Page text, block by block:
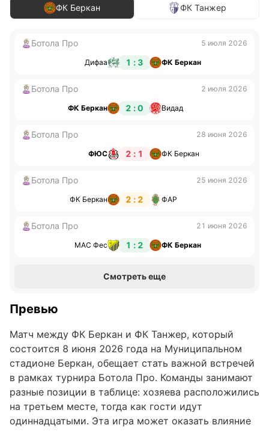
ФК Беркан ФК Танжер
Ботола Про 5 июля 2026
Дифаа 1 : 3 ФК Беркан
Ботола Про 2 июля 2026
ФК Беркан 2 : 0 Видад
Ботола Про 28 июня 2026
ФЮС 2 : 1 ФК Беркан
Ботола Про 25 июня 2026
ФК Беркан 2 : 2 ФАР
Ботола Про 21 июня 2026
МАС Фес 1 : 2 ФК Беркан
Смотреть еще
Превью
Матч между ФК Беркан и ФК Танжер, который
состоится 8 июня 2026 года на Муниципальном
стадионе Беркан, обещает стать важной встречей
в рамках турнира Ботола Про. Команды занимают
разные позиции в таблице: хозяева расположились
на третьем месте, тогда как гости идут
одиннадцатыми. Эта игра может оказать влияние